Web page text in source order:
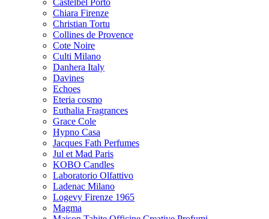
Castelbel Porto
Chiara Firenze
Christian Tortu
Collines de Provence
Cote Noire
Culti Milano
Danhera Italy
Davines
Echoes
Eteria cosmo
Euthalia Fragrances
Grace Cole
Hypno Casa
Jacques Fath Perfumes
Jul et Mad Paris
KOBO Candles
Laboratorio Olfattivo
Ladenac Milano
Logevy Firenze 1965
Magma